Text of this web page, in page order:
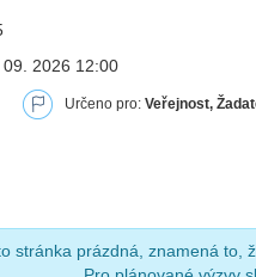
2026 12:00
Určeno pro:Veřejnost,
stránka prázdná, znamená to,